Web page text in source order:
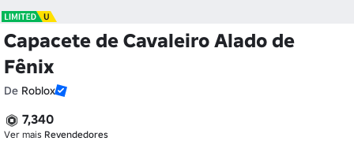
Capacete de Cavaleiro Alado de
Fênix
De Roblox
7,340
Ver mais Revendedores